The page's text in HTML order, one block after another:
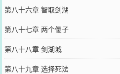
第八十六章 智取剑湖
第八十七章 两个傻子
第八十八章 剑湖城
第八十九章 选择死法